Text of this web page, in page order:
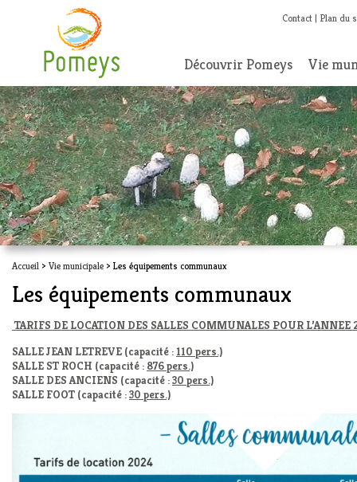
Contact Plan du
Découvrir Pomeys Vie
Accueil > Vie municipale > Les équipements communaux
Les équipements communaux
TARIFS DE LOCATION DES SALLES COMMUNALES POUR L’ANNEE
SALLE JEAN LETREVE (capacité : 110 pers.)
SALLE ST ROCH (capacité : 876 pers.)
SALLE DES ANCIENS (capacité :30 pers.)
SALLE FOOT (capacité :30 pers.)